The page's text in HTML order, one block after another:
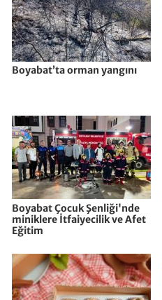
Boyabat’ta orman yangını
Boyabat Çocuk Şenliği'nde
miniklere İtfaiyecilik ve Afet
Eğitim